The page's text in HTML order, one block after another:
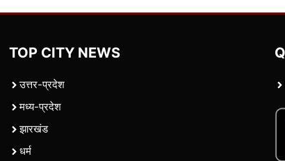
TOP CITY NEWS
उत्तर-प्रदेश
मध्य-प्रदेश
झारखंड
धर्म